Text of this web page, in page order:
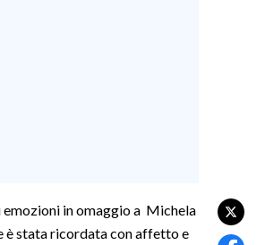
emozioni in omaggio a Michela
stata ricordata con affetto e